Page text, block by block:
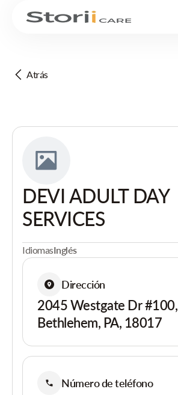
Atrás
DEVI ADULT DAY
SERVICES
IdiomasInglés
Dirección
2045 Westgate Dr #100,
Bethlehem, PA, 18017
Número de teléfono